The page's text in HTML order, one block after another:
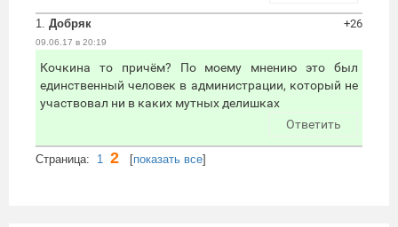
1. Добряк
09.06.17 в 20:19
+26
Кочкина то причём? По моему мнению это был
единственный человек в администрации, который не
участвовал ни в каких мутных делишках
Ответить
Cтраница: 1 2 [показать все]